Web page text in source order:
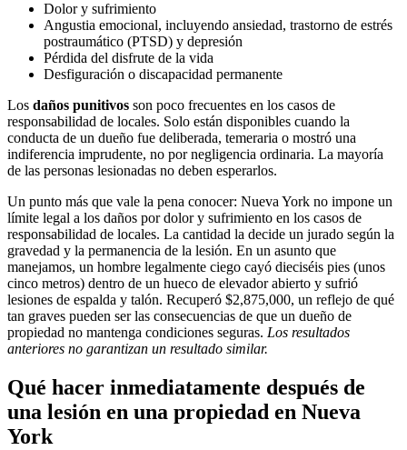
Dolor y sufrimiento
Angustia emocional, incluyendo ansiedad, trastorno de estrés
postraumático (PTSD) y depresión
Pérdida del disfrute de la vida
Desfiguración o discapacidad permanente
Los daños punitivos son poco frecuentes en los casos de
responsabilidad de locales. Solo están disponibles cuando la
conducta de un dueño fue deliberada, temeraria o mostró una
indiferencia imprudente, no por negligencia ordinaria. La mayoría
de las personas lesionadas no deben esperarlos.
Un punto más que vale la pena conocer: Nueva York no impone un
límite legal a los daños por dolor y sufrimiento en los casos de
responsabilidad de locales. La cantidad la decide un jurado según la
gravedad y la permanencia de la lesión. En un asunto que
manejamos, un hombre legalmente ciego cayó dieciséis pies (unos
cinco metros) dentro de un hueco de elevador abierto y sufrió
lesiones de espalda y talón. Recuperó $2,875,000, un reflejo de qué
tan graves pueden ser las consecuencias de que un dueño de
propiedad no mantenga condiciones seguras. Los resultados
anteriores no garantizan un resultado similar.
Qué hacer inmediatamente después de
una lesión en una propiedad en Nueva
York